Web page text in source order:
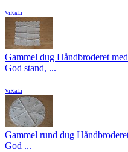
ViKaLi
Gammel dug Håndbroderet
God stand, ...
ViKaLi
Gammel rund dug
God ...